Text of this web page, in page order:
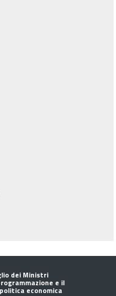
dei Ministri
e il
economica